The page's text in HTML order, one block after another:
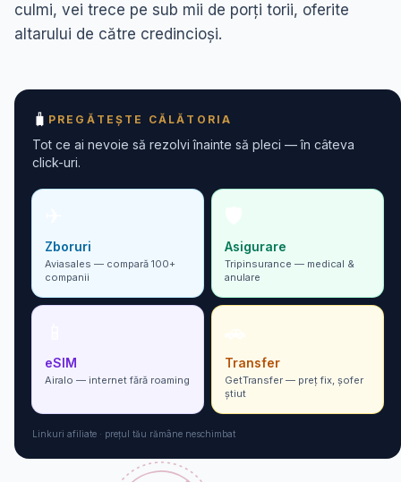
culmi, vei trece pe sub mii de porți torii, oferite
altarului de către credincioși.
🧳 PREGĂTEȘTE CĂLĂTORIA
Tot ce ai nevoie să rezolvi înainte să pleci — în câteva
click-uri.
Zboruri
Aviasales — compară 100+
companii
Asigurare
Tripinsurance — medical &
anulare
eSIM
Airalo — internet fără roaming
Transfer
GetTransfer — preț fix, șofer
ști­ut
Linkuri afiliate · prețul tău rămâne neschimbat